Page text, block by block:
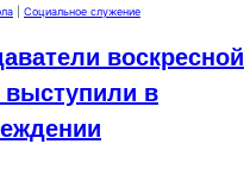
Социальное служение
воскресной
в